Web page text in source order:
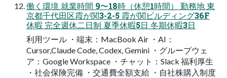
働く環境 就業時間 9〜18時（休憩1時間） 勤務地 東
京都千代田区霞が関3-2-5 霞が関ビルディング36F
休暇 完全週休二日制 夏季休暇5日 冬期休暇3日
利用ツール ・端末：MacBook Air ・AI：
Cursor,Claude Code, Codex, Gemini ・グループウェ
ア：Google Workspace ・チャット：Slack 福利厚生
・社会保険完備 ・交通費全額支給 ・自社株購入制度